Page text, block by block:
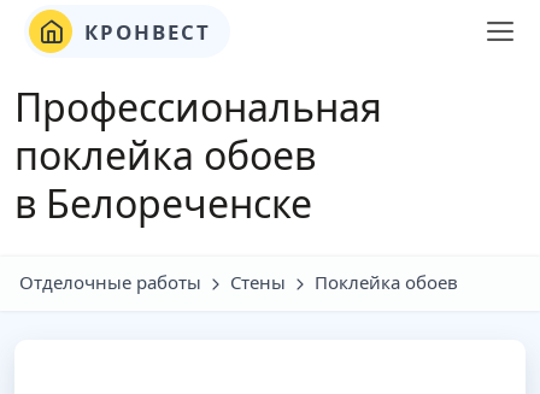
КРОНВЕСТ
Профессиональная
поклейка обоев
в Белореченске
Отделочные работы Стены Поклейка обоев